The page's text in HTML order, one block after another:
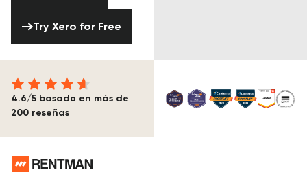
Try Xero for Free
4.6/5 basado en más de
200 reseñas